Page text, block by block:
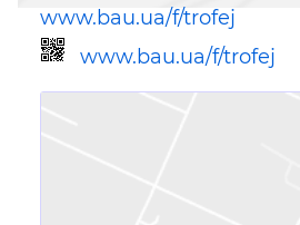
www.bau.ua/f/trofej
www.bau.ua/f/trofej